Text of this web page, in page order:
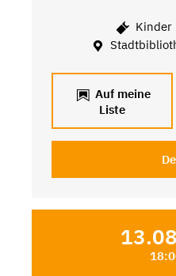
Kinder
Auf meine
Liste